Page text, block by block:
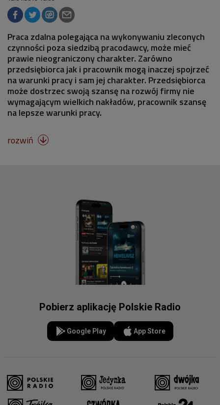
Praca zdalna polegająca na wykonywaniu zleconych
czynności poza siedzibą pracodawcy, może mieć
prawie nieograniczony charakter. Zarówno
przedsiębiorca jak i pracownik mogą inaczej spojrzeć
na warunki pracy i sam jej charakter. Przedsiębiorca
może dostrzec swoją szansę na rozwój firmy nie
wymagającym wielkich nakładów, pracownik szansę
na lepsze warunki pracy.
rozwiń 
Pobierz aplikację Polskie Radio
Google Play App Store